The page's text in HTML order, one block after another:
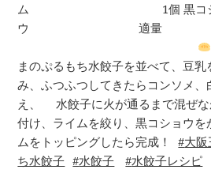
ム 1個 黒コシ
ウ 適量
まのぷるもち水餃子を並べて、豆
み、ふつふつしてきたらコンソメ
え、 水餃子に火が通るまで混ぜ
付け、ライムを絞り、黒コショウ
ムをトッピングしたら完成！
大
ち水餃子
水餃子 水餃子レシピ